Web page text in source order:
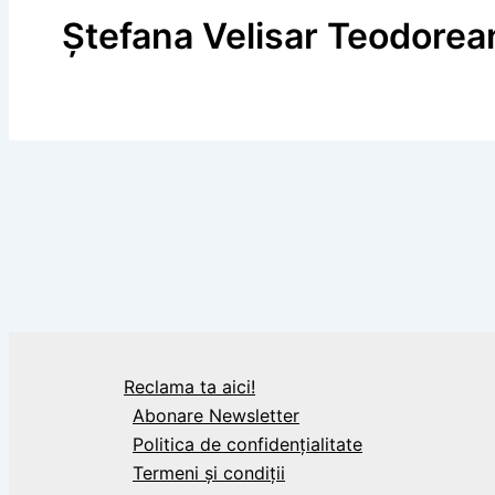
Ștefana Velisar
Reclama ta aici!
Abonare Newsletter
Politica de confidențialitate
Termeni și condiții